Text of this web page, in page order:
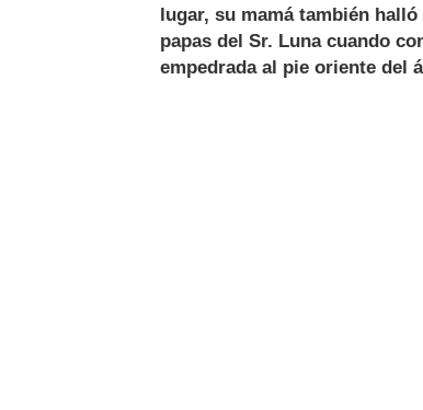
lugar, su mamá también
papas del Sr. Luna cuando
empedrada al pie oriente del